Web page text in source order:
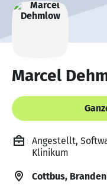
Marcel
Angestellt,
Klinikum
Cottbus,